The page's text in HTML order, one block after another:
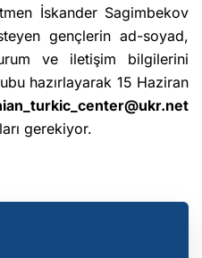
İskander Sagimbekov
gençlerin ad-soyad,
ve iletişim bilgilerini
hazırlayarak 15 Haziran
gerekiyor.